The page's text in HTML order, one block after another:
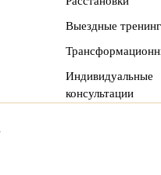
Выездные
Индивидуальные
консультации